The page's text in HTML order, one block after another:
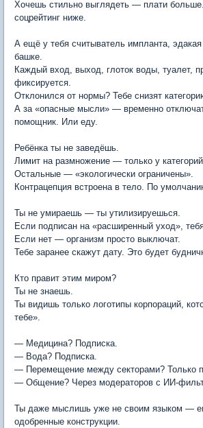
Хочешь стильно выглядеть — плати
соцрейтинг ниже.
А ещё у тебя считыватель импланта,
башке.
Каждый вход, выход, глоток воды, туалет,
фиксируется.
Отклонился от нормы? Тебе снизят
А за «опасные мысли» — временно
помощник. Или еду.
Ребёнка ты не заведёшь.
Лимит на размножение — только у
Остальные — «экологически ограничены».
Контрацепция встроена в тело. По
Ты не умираешь — ты утилизируешься.
Если подписан на «расширенный уход»,
Если нет — организм просто выключат.
Тебе заранее скажут дату. Это будет
Кто правит этим миром?
Ты не знаешь.
Ты видишь только логотипы корпораций,
тебе».
— Медицина? Подписка.
— Вода? Подписка.
— Перемещение между секторами? Только
— Общение? Через модераторов с ИИ-
Ты даже мыслишь уже не своим языком —
одобренные конструкции.